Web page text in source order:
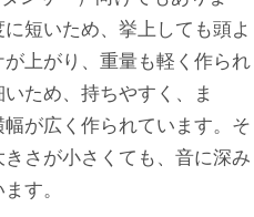
短いため、挙上しても頭よ
上がり、重量も軽く作られ
ため、持ちやすく、ま
が広く作られています。そ
さが小さくても、音に深み
す。